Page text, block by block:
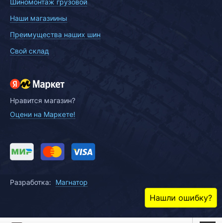
Шиномонтаж грузовой
Наши магазиины
Преимущества наших шин
Свой склад
Нравится магазин?
Оцени на Маркете!
Разработка: Магнатор
Нашли ошибку?